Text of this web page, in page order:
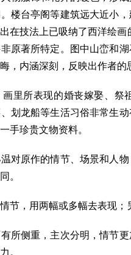
楼台亭阁等建筑远大近小
在技法上已吸纳了西洋绘
原著所特定。图中山峦和
，内涵深刻，反映出作者的
所表现的婚丧嫁娶、祭
划龙船等生活习俗非常生
手珍贵文物资料。
原作的情节、场景和人物
。
，用两幅或多幅去表现；
侧重，主次分明，情节更
。